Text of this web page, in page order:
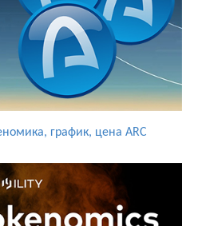
график, цена ARC